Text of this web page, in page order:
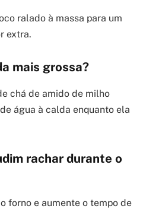
ralado à massa para um
extra.
mais grossa?
chá de amido de milho
água à calda enquanto ela
rachar durante o
forno e aumente o tempo de